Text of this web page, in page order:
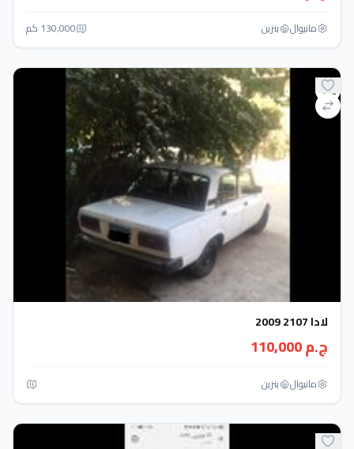
مانيوال بنزين 130,000 كم
لادا 2107 2009
ج.م 110,000
مانيوال بنزين